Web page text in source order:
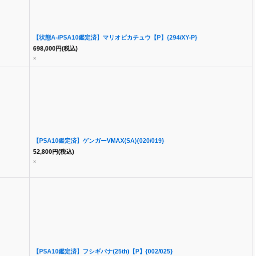
【状態A-/PSA10鑑定済】マリオピカチュウ【P】{294/XY-P}
698,000円(税込)
×
【PSA10鑑定済】ゲンガーVMAX(SA){020/019}
52,800円(税込)
×
【PSA10鑑定済】フシギバナ(25th)【P】{002/025}